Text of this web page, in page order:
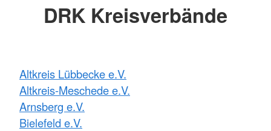
DRK Kreisverbände
Altkreis Lübbecke e.V.
Altkreis-Meschede e.V.
Arnsberg e.V.
Bielefeld e.V.